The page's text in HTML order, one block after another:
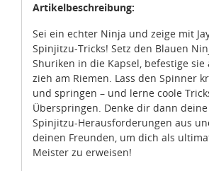
Artikelbeschreibung:
Sei ein echter Ninja und zeige mit
Spinjitzu-Tricks! Setz den Blauen
Shuriken in die Kapsel, befestige
zieh am Riemen. Lass den Spinner
und springen – und lerne coole
Überspringen. Denke dir dann
Spinjitzu-Herausforderungen aus
deinen Freunden, um dich als
Meister zu erweisen!